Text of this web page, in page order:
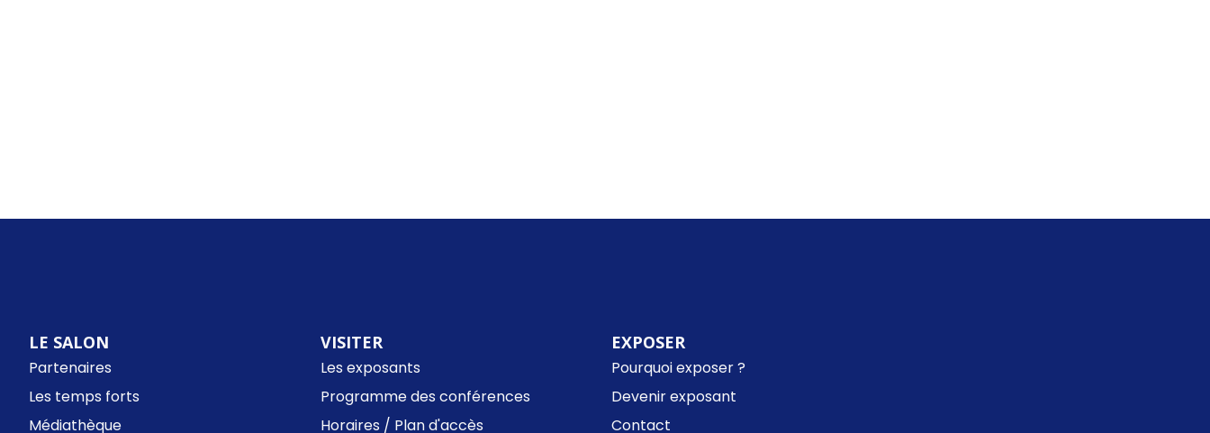
LE SALON
Partenaires
Les temps forts
Médiathèque
VISITER
Les exposants
Programme des conférences
Horaires / Plan d'accès
EXPOSER
Pourquoi exposer ?
Devenir exposant
Contact